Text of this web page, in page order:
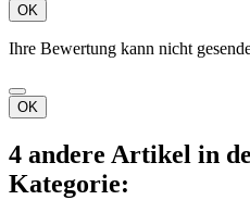
OK
Ihre Bewertung kann nicht
OK
4 andere Artikel in
Kategorie: